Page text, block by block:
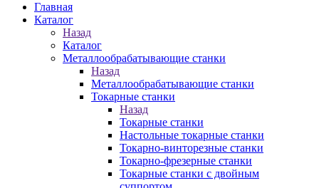
Главная
Каталог
Назад
Каталог
Металлообрабатывающие станки
Назад
Металлообрабатывающие станки
Токарные станки
Назад
Токарные станки
Настольные токарные станки
Токарно-винторезные станки
Токарно-фрезерные станки
Токарные станки с двойным